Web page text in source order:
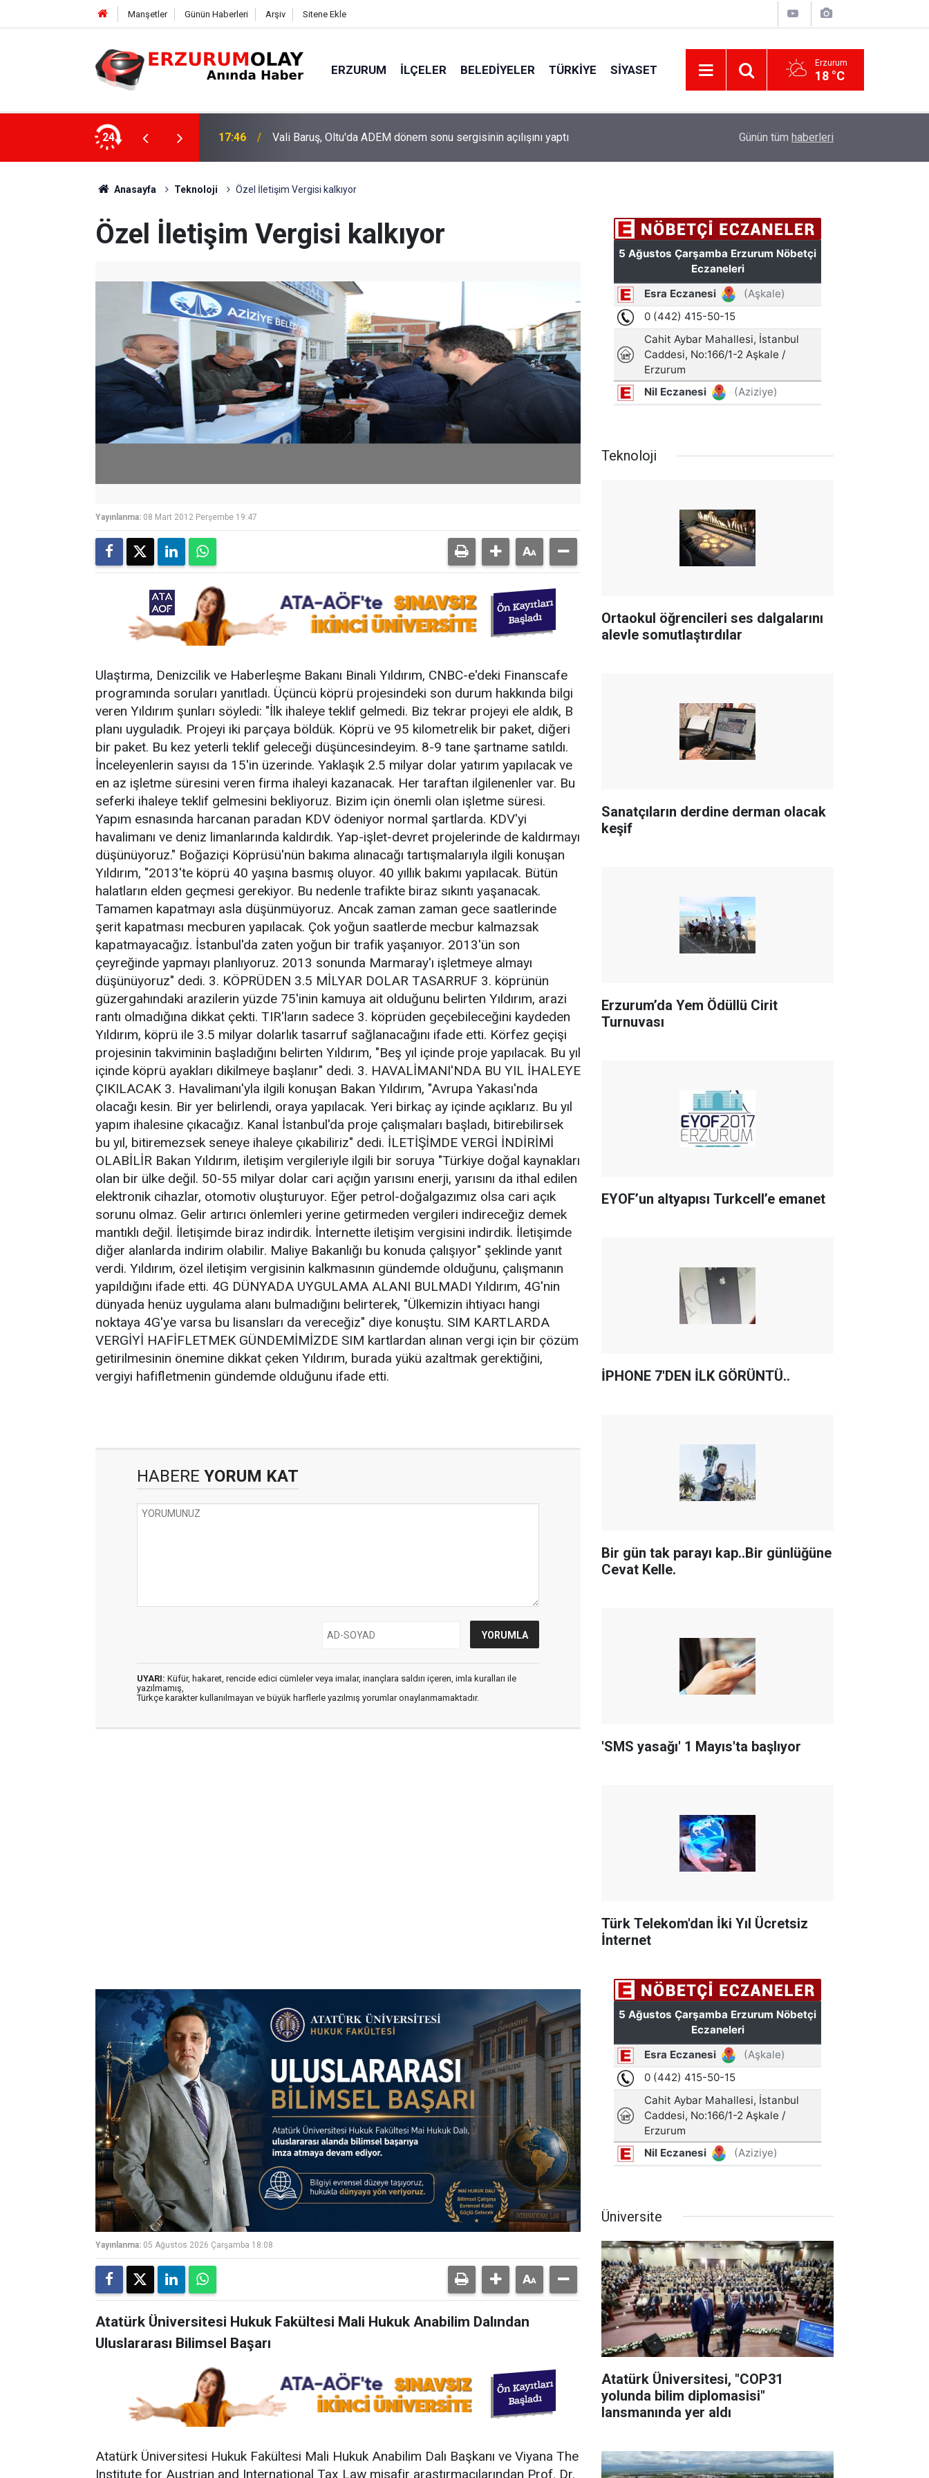
Manşetler Günün Haberleri Arşiv Sitene Ekle
ERZURUM İLÇELER BELEDIYELER TÜRKIYE SIYASET Erzurum
18 °C
24
sergisinin açılışını yaptı 17:42 Şenkaya Belediye Başkanı Görbil Özcan partisinden istifa etti Kazım Karabekir Stadyumu'nda 4 tribün tam
Günün tüm haberleri
Anasayfa Teknoloji Özel İletişim Vergisi kalkıyor
Özel İletişim Vergisi kalkıyor
Yayınlanma: 08 Mart 2012 Perşembe 19:47
Ulaştırma, Denizcilik ve Haberleşme Bakanı Binali Yıldırım, CNBC-e'deki Finanscafe
programında soruları yanıtladı. Üçüncü köprü projesindeki son durum hakkında bilgi
veren Yıldırım şunları söyledi: "İlk ihaleye teklif gelmedi. Biz tekrar projeyi ele aldık, B
planı uyguladık. Projeyi iki parçaya böldük. Köprü ve 95 kilometrelik bir paket, diğeri
bir paket. Bu kez yeterli teklif geleceği düşüncesindeyim. 8-9 tane şartname satıldı.
İnceleyenlerin sayısı da 15'in üzerinde. Yaklaşık 2.5 milyar dolar yatırım yapılacak ve
en az işletme süresini veren firma ihaleyi kazanacak. Her taraftan ilgilenenler var. Bu
seferki ihaleye teklif gelmesini bekliyoruz. Bizim için önemli olan işletme süresi.
Yapım esnasında harcanan paradan KDV ödeniyor normal şartlarda. KDV'yi
havalimanı ve deniz limanlarında kaldırdık. Yap-işlet-devret projelerinde de kaldırmayı
düşünüyoruz." Boğaziçi Köprüsü'nün bakıma alınacağı tartışmalarıyla ilgili konuşan
Yıldırım, "2013'te köprü 40 yaşına basmış oluyor. 40 yıllık bakımı yapılacak. Bütün
halatların elden geçmesi gerekiyor. Bu nedenle trafikte biraz sıkıntı yaşanacak.
Tamamen kapatmayı asla düşünmüyoruz. Ancak zaman zaman gece saatlerinde
şerit kapatması mecburen yapılacak. Çok yoğun saatlerde mecbur kalmazsak
kapatmayacağız. İstanbul'da zaten yoğun bir trafik yaşanıyor. 2013'ün son
çeyreğinde yapmayı planlıyoruz. 2013 sonunda Marmaray'ı işletmeye almayı
düşünüyoruz" dedi. 3. KÖPRÜDEN 3.5 MİLYAR DOLAR TASARRUF 3. köprünün
güzergahındaki arazilerin yüzde 75'inin kamuya ait olduğunu belirten Yıldırım, arazi
rantı olmadığına dikkat çekti. TIR'ların sadece 3. köprüden geçebileceğini kaydeden
Yıldırım, köprü ile 3.5 milyar dolarlık tasarruf sağlanacağını ifade etti. Körfez geçişi
projesinin takviminin başladığını belirten Yıldırım, "Beş yıl içinde proje yapılacak. Bu yıl
içinde köprü ayakları dikilmeye başlanır" dedi. 3. HAVALİMANI'NDA BU YIL İHALEYE
ÇIKILACAK 3. Havalimanı'yla ilgili konuşan Bakan Yıldırım, "Avrupa Yakası'nda
olacağı kesin. Bir yer belirlendi, oraya yapılacak. Yeri birkaç ay içinde açıklarız. Bu yıl
yapım ihalesine çıkacağız. Kanal İstanbul'da proje çalışmaları başladı, bitirebilirsek
bu yıl, bitiremezsek seneye ihaleye çıkabiliriz" dedi. İLETİŞİMDE VERGİ İNDİRİMİ
OLABİLİR Bakan Yıldırım, iletişim vergileriyle ilgili bir soruya "Türkiye doğal kaynakları
olan bir ülke değil. 50-55 milyar dolar cari açığın yarısını enerji, yarısını da ithal edilen
elektronik cihazlar, otomotiv oluşturuyor. Eğer petrol-doğalgazımız olsa cari açık
sorunu olmaz. Gelir artırıcı önlemleri yerine getirmeden vergileri indireceğiz demek
mantıklı değil. İletişimde biraz indirdik. İnternette iletişim vergisini indirdik. İletişimde
diğer alanlarda indirim olabilir. Maliye Bakanlığı bu konuda çalışıyor" şeklinde yanıt
verdi. Yıldırım, özel iletişim vergisinin kalkmasının gündemde olduğunu, çalışmanın
yapıldığını ifade etti. 4G DÜNYADA UYGULAMA ALANI BULMADI Yıldırım, 4G'nin
dünyada henüz uygulama alanı bulmadığını belirterek, "Ülkemizin ihtiyacı hangi
noktaya 4G'ye varsa bu lisansları da vereceğiz" diye konuştu. SIM KARTLARDA
VERGİYİ HAFİFLETMEK GÜNDEMİMİZDE SIM kartlardan alınan vergi için bir çözüm
getirilmesinin önemine dikkat çeken Yıldırım, burada yükü azaltmak gerektiğini,
vergiyi hafifletmenin gündemde olduğunu ifade etti.
HABERE YORUM KAT
UYARI: Küfür, hakaret, rencide edici cümleler veya imalar, inançlara saldırı içeren, imla kuralları ile
yazılmamış,
Türkçe karakter kullanılmayan ve büyük harflerle yazılmış yorumlar onaylanmamaktadır.
Teknoloji
Ortaokul öğrencileri ses dalgalarını
alevle somutlaştırdılar
Sanatçıların derdine derman olacak
keşif
Erzurum’da Yem Ödüllü Cirit
Turnuvası
EYOF’un altyapısı Turkcell’e emanet
İPHONE 7'DEN İLK GÖRÜNTÜ..
Bir gün tak parayı kap..Bir günlüğüne
Cevat Kelle.
'SMS yasağı' 1 Mayıs'ta başlıyor
Türk Telekom'dan İki Yıl Ücretsiz
İnternet
Yayınlanma: 05 Ağustos 2026 Çarşamba 18:08
Atatürk Üniversitesi Hukuk Fakültesi Mali Hukuk Anabilim Dalından
Uluslararası Bilimsel Başarı
Atatürk Üniversitesi Hukuk Fakültesi Mali Hukuk Anabilim Dalı Başkanı ve Viyana The
Institute for Austrian and International Tax Law misafir araştırmacılarından Prof. Dr.
Üniversite
Atatürk Üniversitesi, "COP31
yolunda bilim diplomasisi"
lansmanında yer aldı